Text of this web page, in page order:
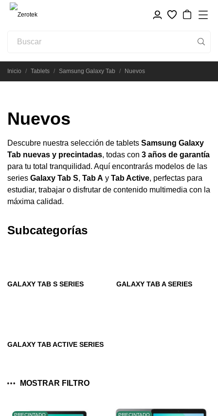
Inicio Tablets Samsung Galaxy Tab Nuevos
Nuevos
Descubre nuestra selección de tablets Samsung Galaxy
Tab nuevas y precintadas, todas con 3 años de garantía
para tu total tranquilidad. Aquí encontrarás modelos de las
series Galaxy Tab S, Tab A y Tab Active, perfectas para
estudiar, trabajar o disfrutar de contenido multimedia con la
máxima calidad.
Subcategorías
GALAXY TAB S SERIES GALAXY TAB A SERIES
GALAXY TAB ACTIVE SERIES
MOSTRAR FILTRO
PRECINTADO PRECINTADO